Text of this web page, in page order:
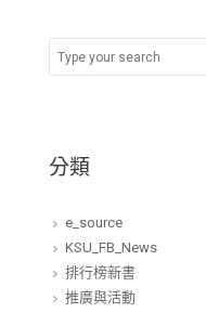
分類
e_source
KSU_FB_News
排行榜新書
推廣與活動